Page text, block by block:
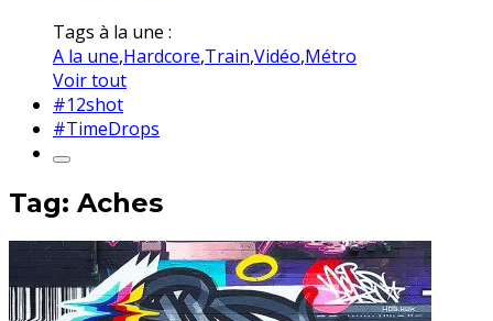
Tags à la une :
A la une,Hardcore,Train,Vidéo,Métro
Voir tout
#12shot
#TimeDrops
Tag: Aches